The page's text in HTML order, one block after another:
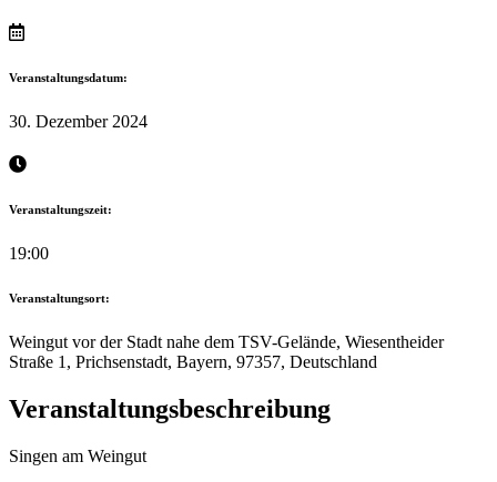
Veranstaltungsdatum:
30. Dezember 2024
Veranstaltungszeit:
19:00
Veranstaltungsort:
Weingut vor der Stadt nahe dem TSV-Gelände, Wiesentheider
Straße 1, Prichsenstadt, Bayern, 97357, Deutschland
Veranstaltungsbeschreibung
Singen am Weingut